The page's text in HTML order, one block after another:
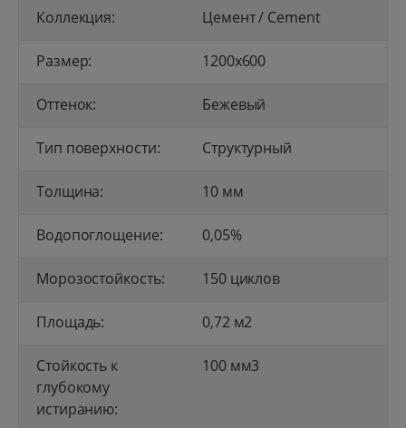
Коллекция: Цемент / Cement
Размер: 1200x600
Оттенок: Бежевый
Тип поверхности: Структурный
Толщина: 10 мм
Водопоглощение: 0,05%
Морозостойкость: 150 циклов
Площадь: 0,72 м2
Стойкость к
глубокому
истиранию:
100 мм3